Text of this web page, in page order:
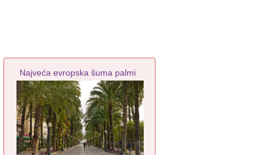
Najveća evropska šuma palmi